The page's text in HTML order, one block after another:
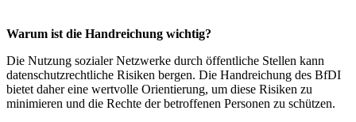
Warum ist die Handreichung wichtig?
Die Nutzung sozialer Netzwerke durch öffentliche Stellen kann
datenschutzrechtliche Risiken bergen. Die Handreichung des BfDI
bietet daher eine wertvolle Orientierung, um diese Risiken zu
minimieren und die Rechte der betroffenen Personen zu schützen.